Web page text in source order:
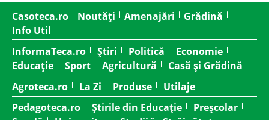
Casoteca.ro Noutăți Amenajări
Grădină
Info Util
InformaTeca.ro
Știri Politică
Economie
Educație
Sport Agricultură
Casă și Grădină
Agroteca.ro
La Zi Produse
Utilaje
Pedagoteca.ro
Știrile din Educație
Preșcolar